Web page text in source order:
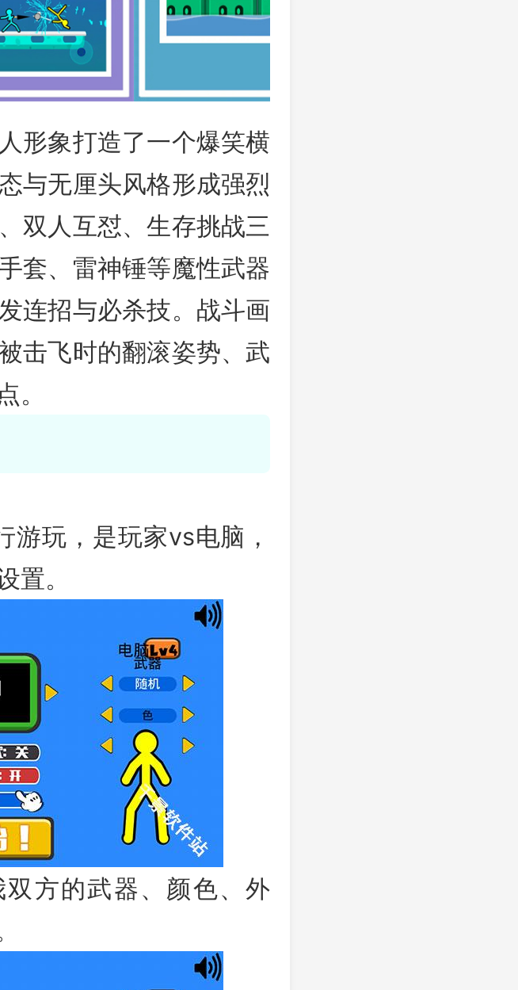
形象打造了一个爆笑横
与无厘头风格形成强烈
双人互怼、生存挑战三
套、雷神锤等魔性武器
连招与必杀技。战斗画
击飞时的翻滚姿势、武
。
游玩，是玩家vs电脑，
置。
方的武器、颜色、外